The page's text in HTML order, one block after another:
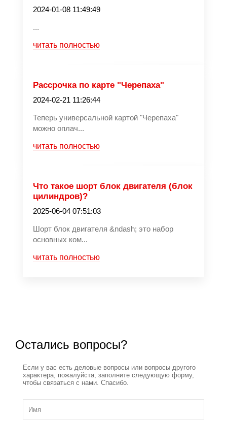
2024-01-08 11:49:49
...
читать полностью
Рассрочка по карте "Черепаха"
2024-02-21 11:26:44
Теперь универсальной картой "Черепаха"
можно оплач...
читать полностью
Что такое шорт блок двигателя (блок
цилиндров)?
2025-06-04 07:51:03
Шорт блок двигателя &ndash; это набор
основных ком...
читать полностью
Остались вопросы?
Если у вас есть деловые вопросы или вопросы другого
характера, пожалуйста, заполните следующую форму,
чтобы связаться с нами. Спасибо.